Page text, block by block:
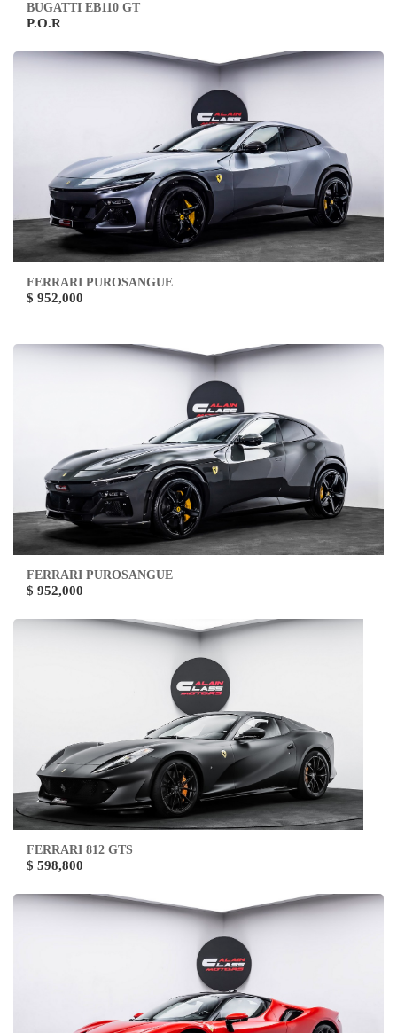
BUGATTI EB110 GT
P.O.R
FERRARI PUROSANGUE
$ 952,000
FERRARI PUROSANGUE
$ 952,000
FERRARI 812 GTS
$ 598,800